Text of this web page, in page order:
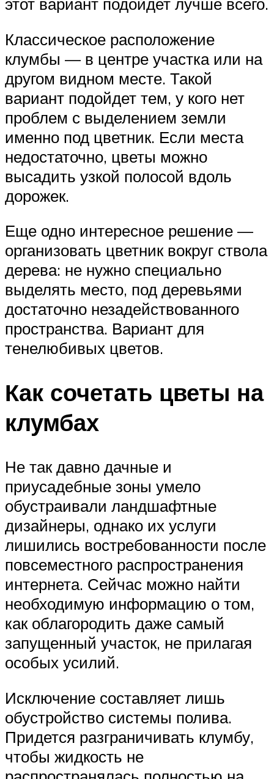
Классическое расположение
клумбы — в центре участка или на
другом видном месте. Такой
вариант подойдет тем, у кого нет
проблем с выделением земли
именно под цветник. Если места
недостаточно, цветы можно
высадить узкой полосой вдоль
дорожек.
Еще одно интересное решение —
организовать цветник вокруг ствола
дерева: не нужно специально
выделять место, под деревьями
достаточно незадействованного
пространства. Вариант для
тенелюбивых цветов.
Как сочетать цветы на
клумбах
Не так давно дачные и
приусадебные зоны умело
обустраивали ландшафтные
дизайнеры, однако их услуги
лишились востребованности после
повсеместного распространения
интернета. Сейчас можно найти
необходимую информацию о том,
как облагородить даже самый
запущенный участок, не прилагая
особых усилий.
Исключение составляет лишь
обустройство системы полива.
Придется разграничивать клумбу,
чтобы жидкость не